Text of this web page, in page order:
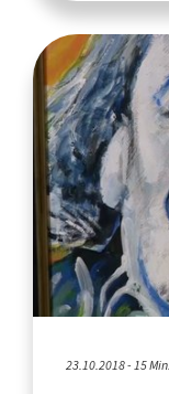
23.10.2018 - 15 Min.